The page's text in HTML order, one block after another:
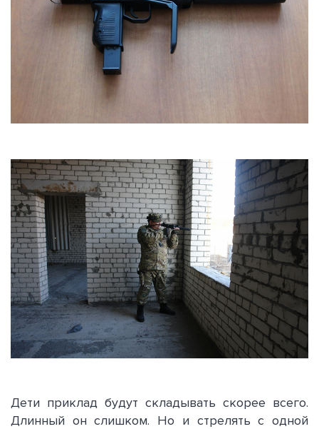
Дети приклад будут складывать скорее всего.
Длинный он слишком. Но и стрелять с одной